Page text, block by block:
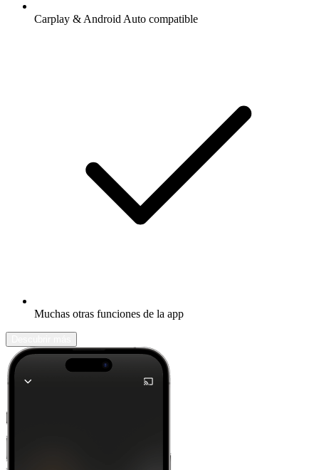
Carplay & Android Auto compatible
Muchas otras funciones de la app